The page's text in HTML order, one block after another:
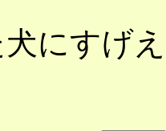
にすげ